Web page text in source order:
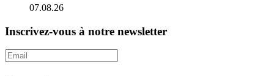
07.08.26
Inscrivez-vous à notre newsletter